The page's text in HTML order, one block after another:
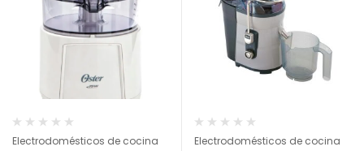
Electrodomésticos de cocina Electrodomésticos de cocina